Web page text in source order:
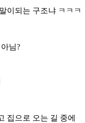
이되는 구조냐 ㅋㅋㅋ
님?
집으로 오는 길 중에